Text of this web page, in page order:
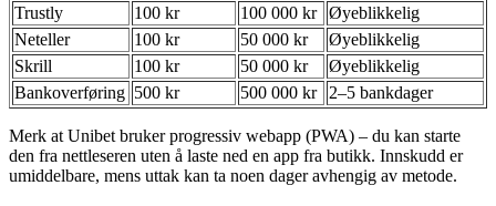
Trustly
100 kr 100 000 kr
Øyeblikkelig
Neteller
100 kr 50 000 kr
Øyeblikkelig
Skrill
100 kr 50 000 kr
Øyeblikkelig
Bankoverføring 500 kr 500 000 kr 2–5 bankdager
Merk at Unibet bruker progressiv webapp (PWA) – du kan starte
den fra nettleseren uten å laste ned en app fra butikk. Innskudd er
umiddelbare, mens uttak kan ta noen dager avhengig av metode.